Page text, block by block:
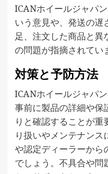
ICANホイールジャパ
いう意見や、発送の遅
足、注文した商品と
の問題が指摘されてい
対策と予防方法
ICANホイールジャパ
事前に製品の詳細や保
りと確認することが
り扱いやメンテナンス
や認定ディーラーから
でしょう。不具合や問